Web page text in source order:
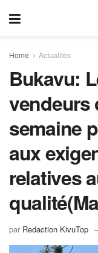
Home Actualités
Bukavu:
vendeurs
semaine
aux
relatives
par Redaction KivuTop